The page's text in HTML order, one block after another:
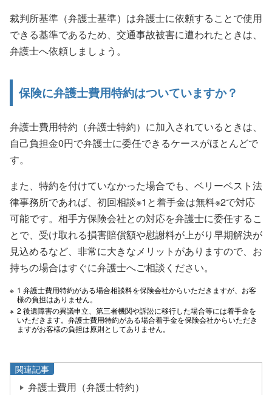
裁判所基準（弁護士基準）は弁護士に依頼することで使用
できる基準であるため、交通事故被害に遭われたときは、
弁護士へ依頼しましょう。
保険に弁護士費用特約はついていますか？
弁護士費用特約（弁護士特約）に加入されているときは、
自己負担金0円で弁護士に委任できるケースがほとんどで
す。
また、特約を付けていなかった場合でも、ベリーベスト法
律事務所であれば、初回相談※1 と着手金は無料※2で対応
可能です。相手方保険会社との対応を弁護士に委任するこ
とで、受け取れる損害賠償額や慰謝料が上がり早期解決が
見込めるなど、非常に大きなメリットがありますので、お
持ちの場合はすぐに弁護士へご相談ください。
1 弁護士費用特約がある場合相談料を保険会社からいただきますが、お客
様の負担はありません。
2 後遺障害の異議申立、第三者機関や訴訟に移行した場合等には着手金を
いただきます。弁護士費用特約がある場合着手金を保険会社からいただき
ますがお客様の負担は原則としてありません。
関連記事
弁護士費用（弁護士特約）